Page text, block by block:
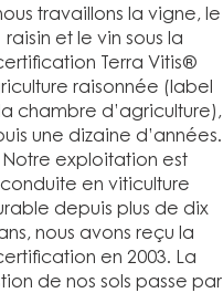
travaillons la vigne, le
raisin et le vin sous la
Terra Vitis®
raisonnée (label
chambre d’agriculture),
une dizaine d’années.
Notre exploitation est
conduite en viticulture
depuis plus de dix
nous avons reçu la
en 2003. La
de nos sols passe par